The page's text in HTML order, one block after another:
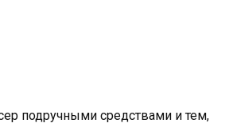
подручными средствами и тем,